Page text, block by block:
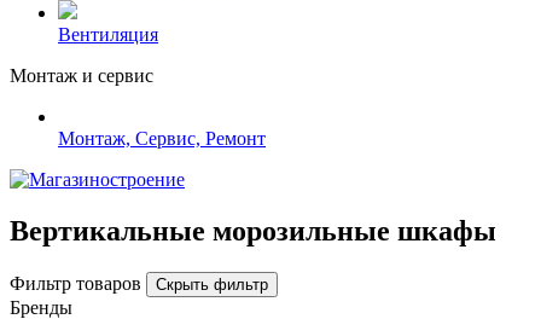
Вентиляция
Монтаж и сервис
Монтаж, Сервис, Ремонт
Вертикальные морозильные шкафы
Фильтр товаров Скрыть фильтр
Бренды